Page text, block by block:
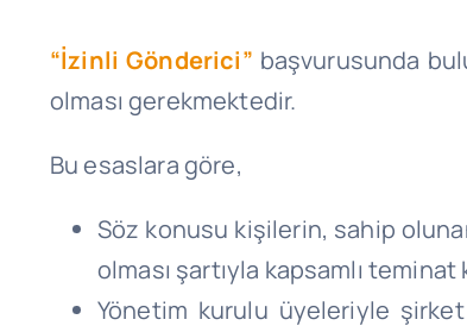
“İzinli Gönderici” başvurusunda
olması gerekmektedir.
Bu esaslara göre,
Söz konusu kişilerin, sahip
olması şartıyla kapsamlı
Yönetim kurulu üyeleriyle